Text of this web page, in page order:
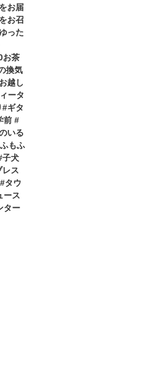
お届
お召
った
お茶
換気
越し
ータ
ギタ
前 #
いる
もふ
子犬
レス
タウ
ース
ター